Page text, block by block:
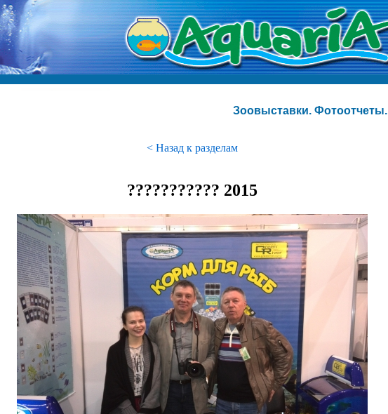
Зоовыставки. Фотоотчеты.
< Назад к разделам
??????????? 2015